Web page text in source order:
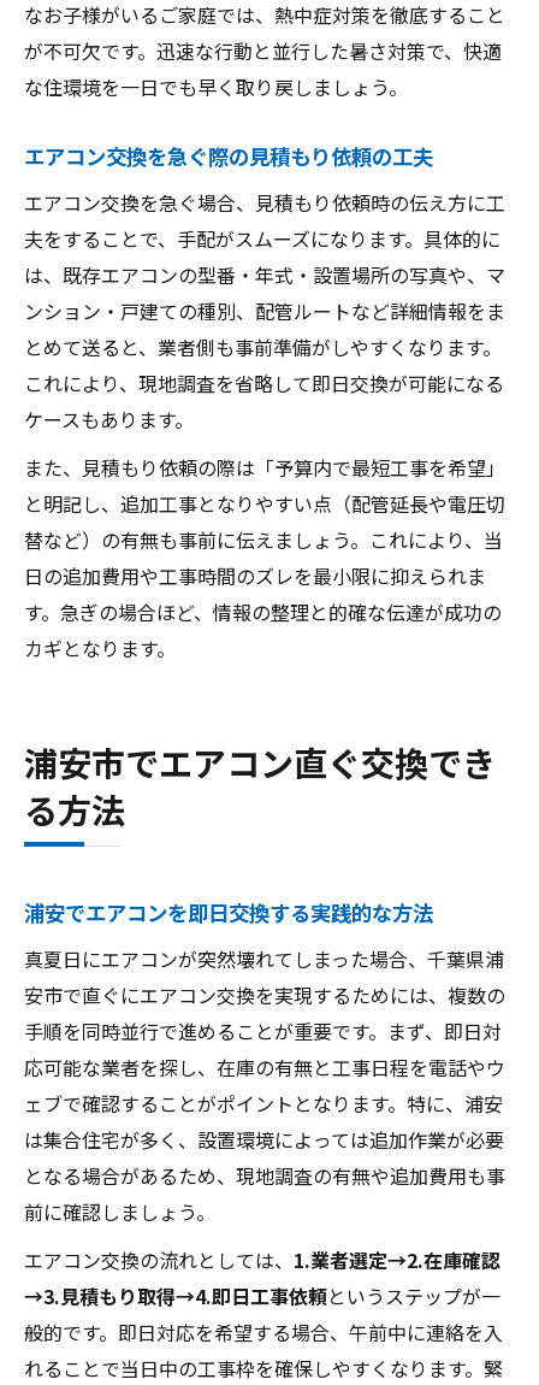
なお子様がいるご家庭では、熱中症対策を徹底すること
が不可欠です。迅速な行動と並行した暑さ対策で、快適
な住環境を一日でも早く取り戻しましょう。
エアコン交換を急ぐ際の見積もり依頼の工夫
エアコン交換を急ぐ場合、見積もり依頼時の伝え方に工
夫をすることで、手配がスムーズになります。具体的に
は、既存エアコンの型番・年式・設置場所の写真や、マ
ンション・戸建ての種別、配管ルートなど詳細情報をま
とめて送ると、業者側も事前準備がしやすくなります。
これにより、現地調査を省略して即日交換が可能になる
ケースもあります。
また、見積もり依頼の際は「予算内で最短工事を希望」
と明記し、追加工事となりやすい点（配管延長や電圧切
替など）の有無も事前に伝えましょう。これにより、当
日の追加費用や工事時間のズレを最小限に抑えられま
す。急ぎの場合ほど、情報の整理と的確な伝達が成功の
カギとなります。
浦安市でエアコン直ぐ交換でき
る方法
浦安でエアコンを即日交換する実践的な方法
真夏日にエアコンが突然壊れてしまった場合、千葉県浦
安市で直ぐにエアコン交換を実現するためには、複数の
手順を同時並行で進めることが重要です。まず、即日対
応可能な業者を探し、在庫の有無と工事日程を電話やウ
ェブで確認することがポイントとなります。特に、浦安
は集合住宅が多く、設置環境によっては追加作業が必要
となる場合があるため、現地調査の有無や追加費用も事
前に確認しましょう。
エアコン交換の流れとしては、 1.業者選定→2.在庫確認
→3.見積もり取得→4.即日工事依頼というステップが一
般的です。即日対応を希望する場合、午前中に連絡を入
れることで当日中の工事枠を確保しやすくなります。緊